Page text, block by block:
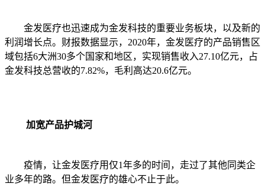
金发医疗也迅速成为金发科技的重要业务板块，以及新的
利润增长点。财报数据显示，2020年，金发医疗的产品销售区
域包括6大洲30多个国家和地区，实现销售收入27.10亿元，占
金发科技总营收的7.82%，毛利高达20.6亿元。
加宽产品护城河
疫情，让金发医疗用仅1年多的时间，走过了其他同类企
业多年的路。但金发医疗的雄心不止于此。